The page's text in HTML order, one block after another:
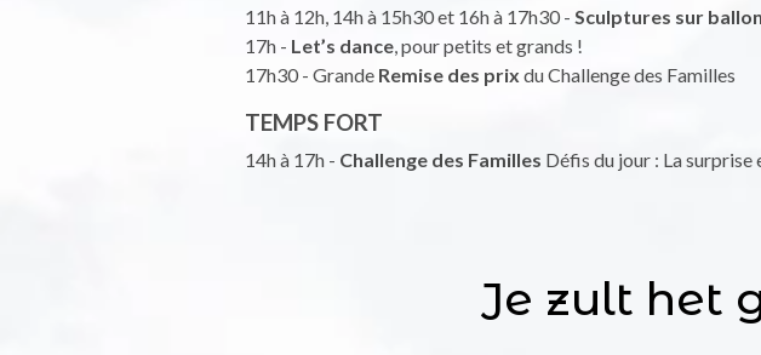
11h à 12h, 14h à 15h30 et 16h à 17h30 - Sculptures sur ballon
17h - Let’s dance, pour petits et grands !
17h30 - Grande Remise des prix du Challenge des Familles
TEMPS FORT
14h à 17h - Challenge des Familles Défis du jour : La surprise
Je zult het